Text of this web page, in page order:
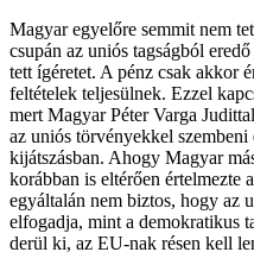
Magyar egyelőre semmit nem
csupán az uniós tagságból
tett ígéretet. A pénz csak akkor
feltételek teljesülnek. Ezzel
mert Magyar Péter Varga
az uniós törvényekkel szembeni
kijátszásban. Ahogy Magyar
korábban is eltérően értelmezte
egyáltalán nem biztos, hogy az
elfogadja, mint a demokratikus
derül ki, az EU-nak résen kell